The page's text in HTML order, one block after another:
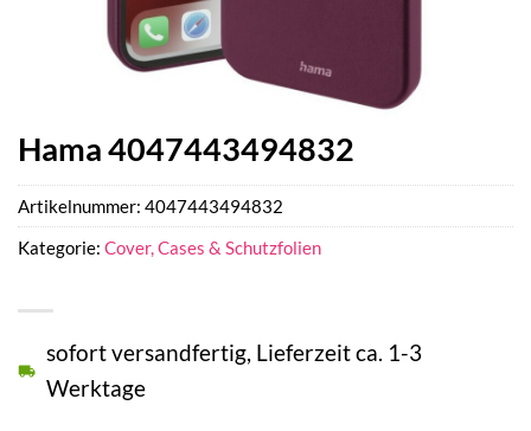
Hama 4047443494832
sofort versandfertig, Lieferzeit ca. 1-3
Werktage
Artikelnummer: 4047443494832
Kategorie: Cover, Cases & Schutzfolien